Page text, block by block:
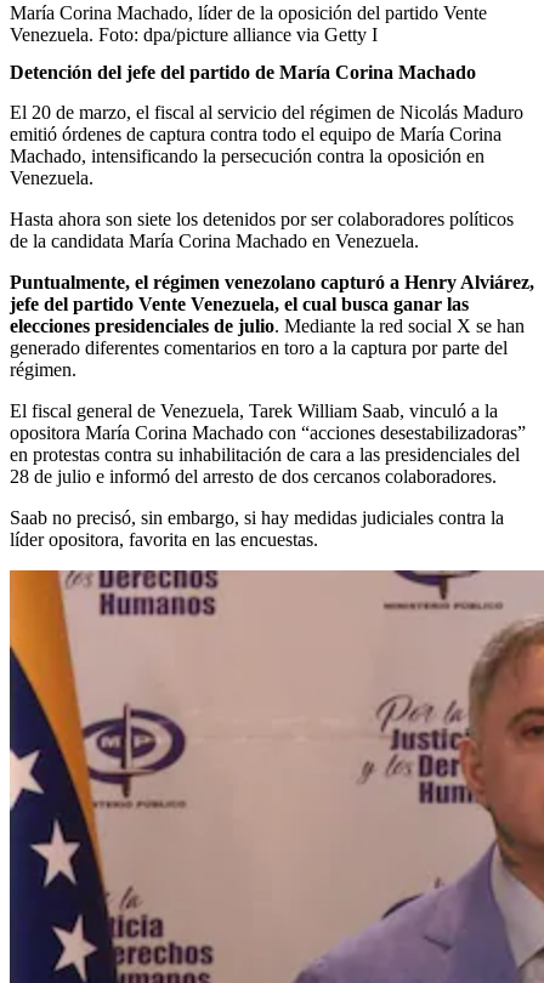
María Corina Machado, líder de la oposición del partido Vente
Venezuela. Foto: dpa/picture alliance via Getty I
Detención del jefe del partido de María Corina Machado
El 20 de marzo, el fiscal al servicio del régimen de Nicolás Maduro
emitió órdenes de captura contra todo el equipo de María Corina
Machado, intensificando la persecución contra la oposición en
Venezuela.
Hasta ahora son siete los detenidos por ser colaboradores políticos
de la candidata María Corina Machado en Venezuela.
Puntualmente, el régimen venezolano capturó a Henry Alviárez,
jefe del partido Vente Venezuela, el cual busca ganar las
elecciones presidenciales de julio. Mediante la red social X se han
generado diferentes comentarios en toro a la captura por parte del
régimen.
El fiscal general de Venezuela, Tarek William Saab, vinculó a la
opositora María Corina Machado con “acciones desestabilizadoras”
en protestas contra su inhabilitación de cara a las presidenciales del
28 de julio e informó del arresto de dos cercanos colaboradores.
Saab no precisó, sin embargo, si hay medidas judiciales contra la
líder opositora, favorita en las encuestas.